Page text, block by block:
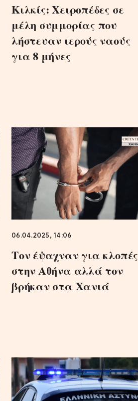
Κιλκίς: Χειροπέδες σε
μέλη συμμορίας που
λήστευαν ιερούς ναούς
για 8 μήνες
06.04.2025, 14:06
Τον έψαχναν για κλοπές
στην Αθήνα αλλά τον
βρήκαν στα Χανιά